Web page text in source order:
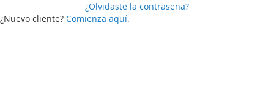
¿Olvidaste la contraseña?
¿Nuevo cliente? Comienza aquí.